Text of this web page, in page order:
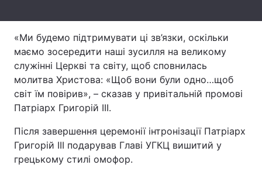
«Ми будемо підтримувати ці зв’язки, оскільки
маємо зосередити наші зусилля на великому
служінні Церкві та світу, щоб сповнилась
молитва Христова: «Щоб вони були одно…щоб
світ їм повірив», – сказав у привітальній промові
Патріарх Григорій ІІІ.
Після завершення церемонії інтронізації Патріарх
Григорій ІІІ подарував Главі УГКЦ вишитий у
грецькому стилі омофор.